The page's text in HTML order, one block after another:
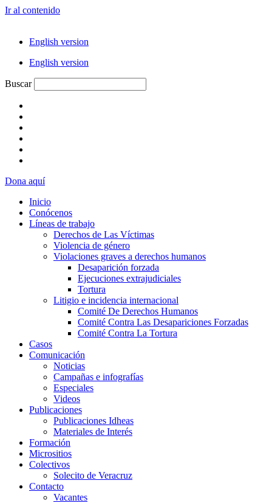
Ir al contenido
English version
English version
Buscar
Dona aquí
Inicio
Conócenos
Líneas de trabajo
Derechos de Las Víctimas
Violencia de género
Violaciones graves a derechos humanos
Desaparición forzada​
Ejecuciones extrajudiciales
Tortura
Litigio e incidencia internacional
Comité De Derechos Humanos​
Comité Contra Las Desapariciones Forzadas
Comité Contra La Tortura​
Casos
Comunicación
Noticias
Campañas e infografías
Especiales
Videos
Publicaciones
Publicaciones Idheas
Materiales de Interés
Formación
Micrositios
Colectivos
Solecito de Veracruz
Contacto
Vacantes